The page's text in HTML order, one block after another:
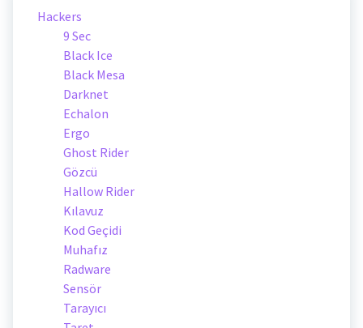
Hackers
9 Sec
Black Ice
Black Mesa
Darknet
Echalon
Ergo
Ghost Rider
Gözcü
Hallow Rider
Kılavuz
Kod Geçidi
Muhafız
Radware
Sensör
Tarayıcı